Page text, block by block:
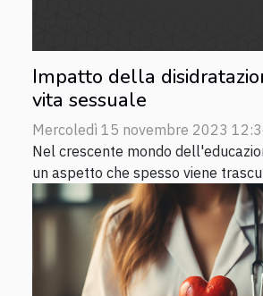
Impatto della
vita sessuale
Mercoledì 15 novembre 2023
Nel crescente mondo
un aspetto che spesso viene